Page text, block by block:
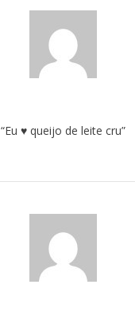
“Eu ♥ queijo de leite cru”